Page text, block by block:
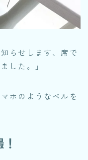
らせします、席で
した。」
ホのようなベルを